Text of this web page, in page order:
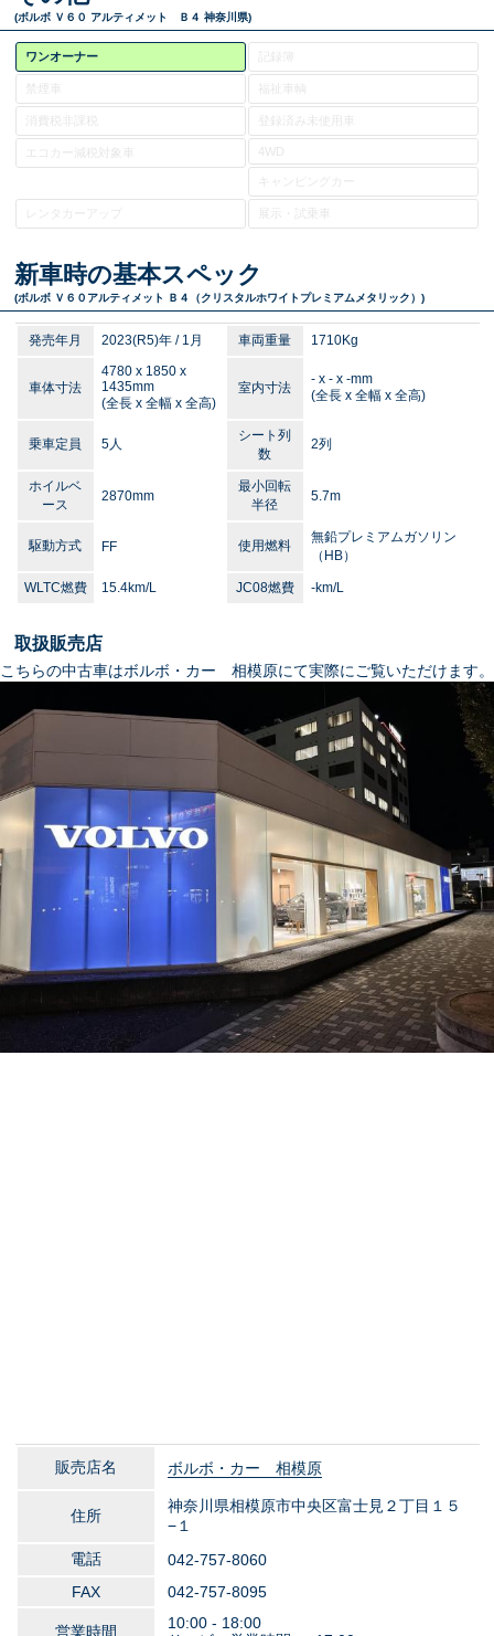
(ボルボ Ｖ６０ アルティメット Ｂ４ 神奈川県)
ワンオーナー 記録簿
消費税非課税
エコカー減税対象車 4WD
キャンピングカー
レンタカーアップ
新車時の基本スペック
(ボルボ Ｖ６０ アルティメット Ｂ４（クリスタルホワイトプレミアムメタリック）)
発売年月 2023(R5)年 / 1月 車両重量 1710Kg
車体寸法
4780 x 1850 x
1435mm
(全長 x 全幅 x 全高)
室内寸法
- x - x -mm
(全長 x 全幅 x 全高)
乗車定員 5人
シート列
数
2列
ホイルベ
ース
2870mm
最小回転
半径
5.7m
駆動方式 FF 使用燃料
無鉛プレミアムガソリン
（HB）
WLTC燃費 15.4km/L JC08燃費 -km/L
取扱販売店
こちらの中古車はボルボ・カー 相模原にて実際にご覧いただけます。
販売店名 ボルボ・カー 相模原
住所
神奈川県相模原市中央区富士見２丁目１５
−１
電話
042-757-8060
FAX
042-757-8095
営業時間
10:00 - 18:00